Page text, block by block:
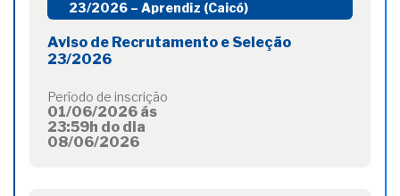
23/2026 – Aprendiz (Caicó)
Aviso de Recrutamento e Seleção
23/2026
Período de inscrição
01/06/2026 ás
23:59h do dia
08/06/2026